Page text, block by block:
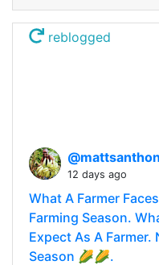
reblogged
12 days ago
What A Farmer
Farming Season.
Expect As A Farmer.
Season 🌽🌽.